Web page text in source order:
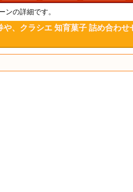
ンの詳細です。
、クラシエ 知育菓子 詰め合わせ